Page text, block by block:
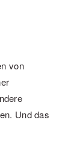
von
Und das